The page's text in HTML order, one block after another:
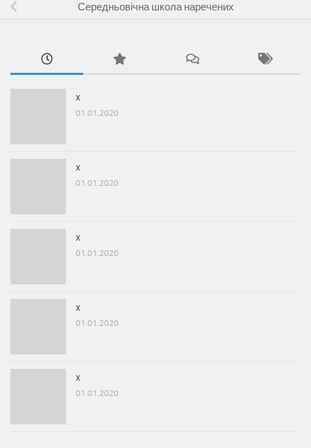
Середньовічна школа наречених
x
01.01.2020
x
01.01.2020
x
01.01.2020
x
01.01.2020
x
01.01.2020